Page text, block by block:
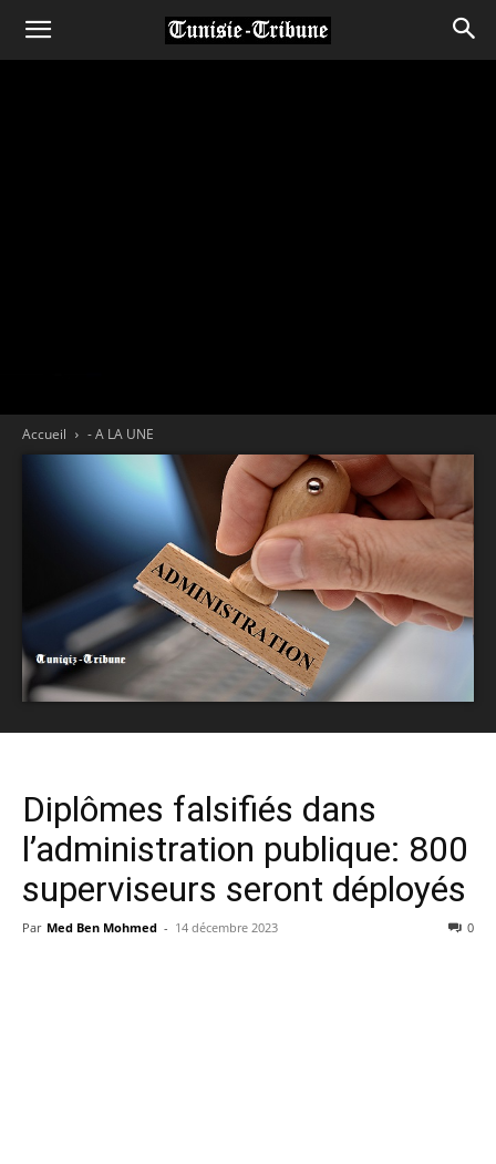
Accueil - A LA UNE
Diplômes falsifiés dans
l’administration publique: 800
superviseurs seront déployés
Par Med Ben Mohmed - 14 décembre 2023 0